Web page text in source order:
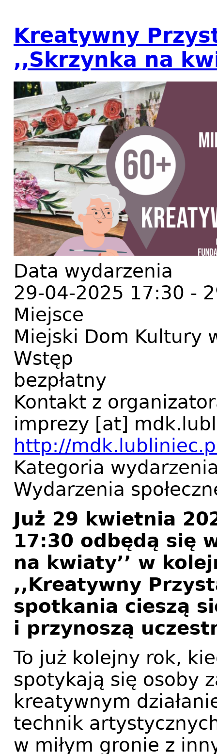
Kreatywny
,,Skrzynka na
Data wydarzenia
29-04-2025 17:30 -
Miejsce
Miejski Dom Kultury
Wstęp
bezpłatny
Kontakt z
imprezy [at]
http://
Kategoria
Wydarzenia
Już 29 kwietnia
17:30 odbędą się
na kwiaty’’ w
,,Kreatywny
spotkania cieszą
i przynoszą
To już kolejny rok,
spotykają się osoby
kreatywnym
technik
w miłym gronie z